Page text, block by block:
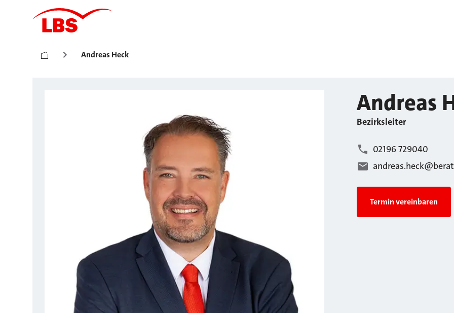
Andreas Heck
Andreas
Bezirksleiter
02196 729040
Termin vereinbaren